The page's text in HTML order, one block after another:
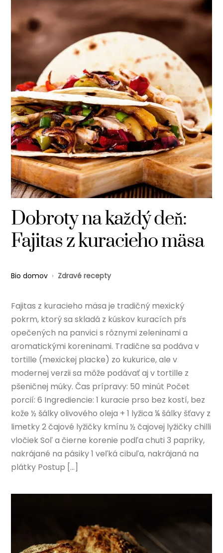
Dobroty na každý deň:
Fajitas z kuracieho mäsa
Bio domov › Zdravé recepty
Fajitas z kuracieho mäsa je tradičný mexický
pokrm, ktorý sa skladá z kúskov kuracích pŕs
opečených na panvici s rôznymi zeleninami a
aromatickými koreninami. Tradične sa podáva v
tortille (mexickej placke) zo kukurice, ale v
modernej verzii sa môže podávať aj v tortille z
pšeničnej múky. Čas prípravy: 50 minút Počet
porcií: 6 Ingrediencie: 1 kuracie prso bez kostí, bez
kože ½ šálky olivového oleja + 1 lyžica ¼ šálky šťavy z
limetky 2 čajové lyžičky kmínu ½ čajovej lyžičky chilli
vločiek Soľ a čierne korenie podľa chuti 3 papriky,
nakrájané na pásiky 1 veľká cibuľa, nakrájaná na
plátky Postup […]